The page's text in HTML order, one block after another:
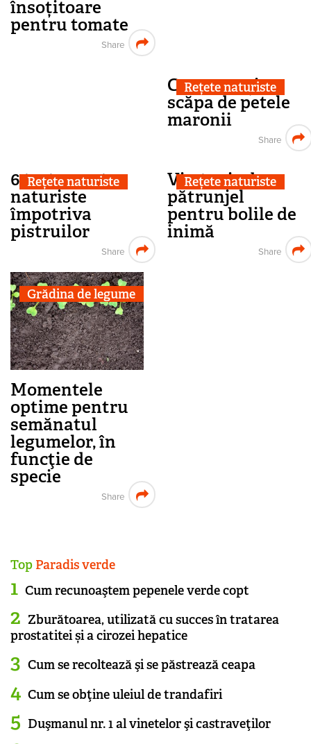
însoțitoare
pentru tomate
Share
Rețete naturiste
Cum puteți
scăpa de petele
maronii
Share
Rețete naturiste
6 tratamente
naturiste
împotriva
pistruilor
Share
Rețete naturiste
Vin tonic de
pătrunjel
pentru bolile de
inimă
Share
Grădina de legume
Momentele
optime pentru
semănatul
legumelor, în
funcţie de
specie
Share
Top Paradis verde
Cum recunoaştem pepenele verde copt
Zburătoarea, utilizată cu succes în tratarea
prostatitei și a cirozei hepatice
Cum se recoltează şi se păstrează ceapa
Cum se obţine uleiul de trandafiri
Duşmanul nr. 1 al vinetelor şi castraveţilor